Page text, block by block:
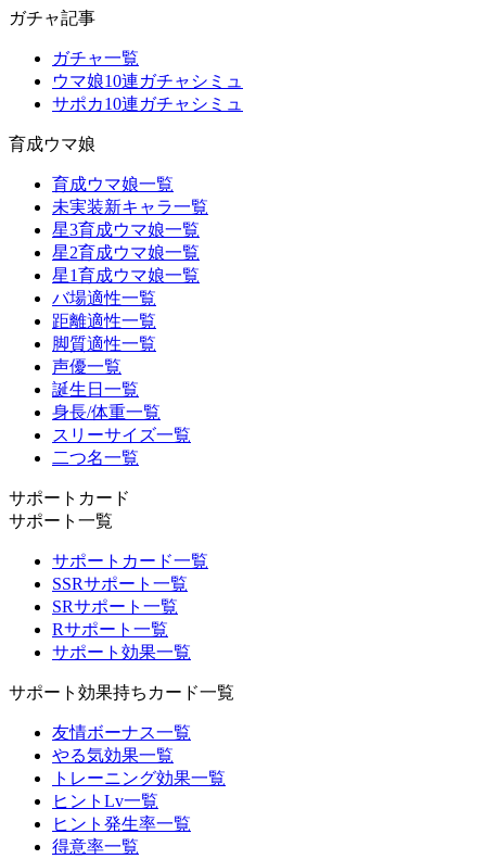
ガチャ記事
ガチャ一覧
ウマ娘10連ガチャシミュ
サポカ10連ガチャシミュ
育成ウマ娘
育成ウマ娘一覧
未実装新キャラ一覧
星3育成ウマ娘一覧
星2育成ウマ娘一覧
星1育成ウマ娘一覧
バ場適性一覧
距離適性一覧
脚質適性一覧
声優一覧
誕生日一覧
身長/体重一覧
スリーサイズ一覧
二つ名一覧
サポートカード
サポート一覧
サポートカード一覧
SSRサポート一覧
SRサポート一覧
Rサポート一覧
サポート効果一覧
サポート効果持ちカード一覧
友情ボーナス一覧
やる気効果一覧
トレーニング効果一覧
ヒントLv一覧
ヒント発生率一覧
得意率一覧